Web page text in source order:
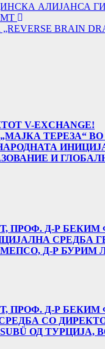
АЛИЈАНСА
BRAIN
V-EXCHANGE!
ТЕРЕЗА“
И
ПРОФ. Д-Р БЕКИМ
СРЕДБА
Д-Р БУРИМ
ПРОФ. Д-Р БЕКИМ
СО
ОД ТУРЦИЈА,